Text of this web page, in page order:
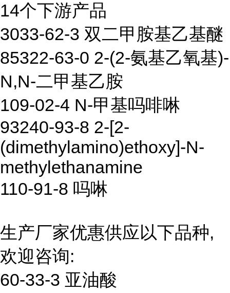
14个下游产品
3033-62-3 双二甲胺基乙基醚
85322-63-0 2-(2-氨基乙氧基)-
N,N-二甲基乙胺
109-02-4 N-甲基吗啡啉
93240-93-8 2-[2-
(dimethylamino)ethoxy]-N-
methylethanamine
110-91-8 吗啉
生产厂家优惠供应以下品种,
欢迎咨询:
60-33-3 亚油酸